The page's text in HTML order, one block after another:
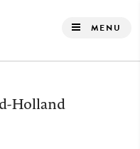
MENU
Holland